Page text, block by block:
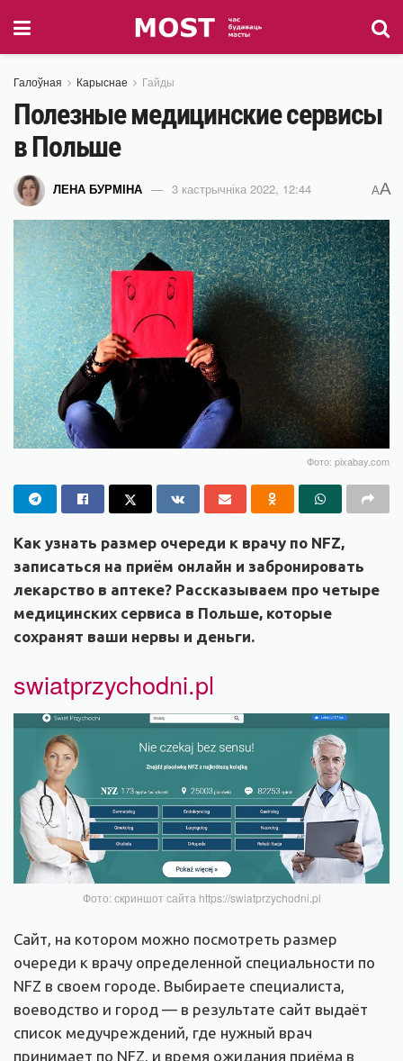
Галоўная Карыснае Гайды
Полезные медицинские сервисы
в Польше
ЛЕНА БУРМІНА 3 кастрычніка 2022, 12:44 AA
Фото: pixabay.com
Как узнать размер очереди к врачу по NFZ,
записаться на приём онлайн и забронировать
лекарство в аптеке? Рассказываем про четыре
медицинских сервиса в Польше, которые
сохранят ваши нервы и деньги.
swiatprzychodni.pl
Фото: скриншот сайта https://swiatprzychodni.pl
Сайт, на котором можно посмотреть размер
очереди к врачу определенной специальности по
NFZ в своем городе. Выбираете специалиста,
воеводство и город — в результате сайт выдаёт
список медучреждений, где нужный врач
принимает по NFZ, и время ожидания приёма в